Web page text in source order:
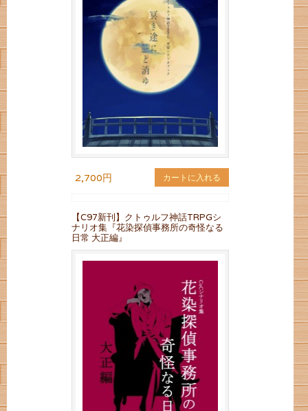
2,700円 カートに入れる
【C97新刊】クトゥルフ神話TRPGシ
ナリオ集『花染探偵事務所の奇怪なる
日常 大正編』